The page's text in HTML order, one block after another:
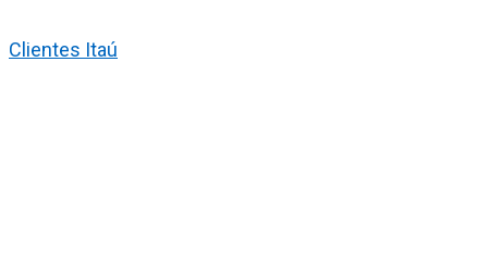
Clientes Itaú